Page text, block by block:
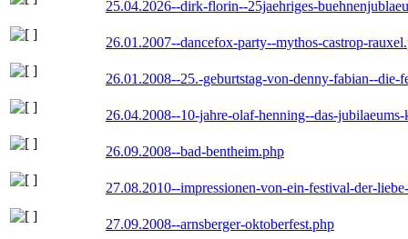
25.04.2026--dirk-florin--25jaehriges-
26.01.2007--dancefox-party--mythos-castrop-
26.01.2008--25.-geburtstag-von-denny-fabian--die-
26.04.2008--10-jahre-olaf-henning--das-
26.09.2008--bad-bentheim.php
27.08.2010--impressionen-von-ein-festival-der-
27.09.2008--arnsberger-oktoberfest.php